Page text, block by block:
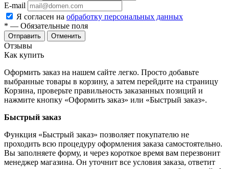
E-mail
Я согласен на обработку персональных данных
* — Обязательные поля
Отменить
Отзывы
Как купить
Оформить заказ на нашем сайте легко. Просто добавьте
выбранные товары в корзину, а затем перейдите на страницу
Корзина, проверьте правильность заказанных позиций и
нажмите кнопку «Оформить заказ» или «Быстрый заказ».
Быстрый заказ
Функция «Быстрый заказ» позволяет покупателю не
проходить всю процедуру оформления заказа самостоятельно.
Вы заполняете форму, и через короткое время вам перезвонит
менеджер магазина. Он уточнит все условия заказа, ответит